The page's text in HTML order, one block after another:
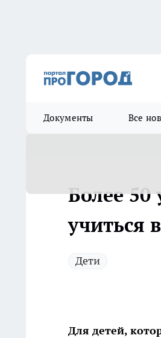
Документы Все
Более 50
учиться
Дети
Для детей,